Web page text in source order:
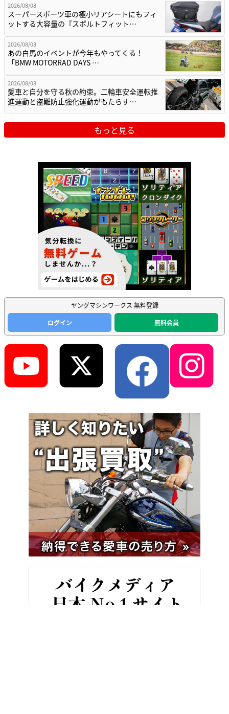
2026/08/08
スーパースポーツ車の極小リアシートにもフィ
ットする大容量の『スポルトフィット…
2026/08/08
あの白馬のイベントが今年もやってくる！
「BMW MOTORRAD DAYS …
2026/08/08
愛車と自分を守る秋の約束。二輪車安全運転推
進運動と盗難防止強化運動がもたらす…
もっと見る
ヤングマシンワークス 無料登録
ログイン
無料会員